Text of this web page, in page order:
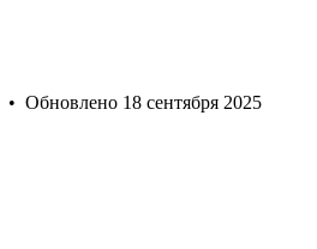
• Обновлено 18 сентября 2025